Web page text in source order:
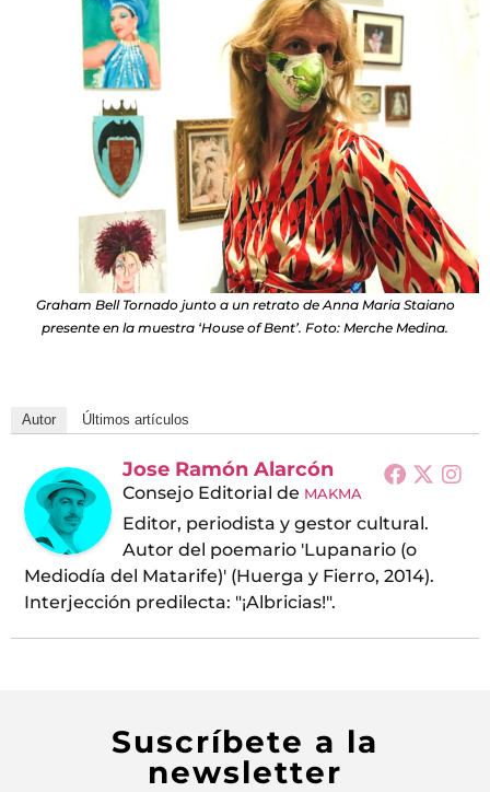
Graham Bell Tornado junto a un retrato de Anna Maria Staiano
presente en la muestra ‘House of Bent’. Foto: Merche Medina.
Autor Últimos artículos
Jose Ramón Alarcón
Consejo Editorial de MAKMA
Editor, periodista y gestor cultural.
Autor del poemario 'Lupanario (o
Mediodía del Matarife)' (Huerga y Fierro, 2014).
Interjección predilecta: "¡Albricias!".
Suscríbete a la
newsletter